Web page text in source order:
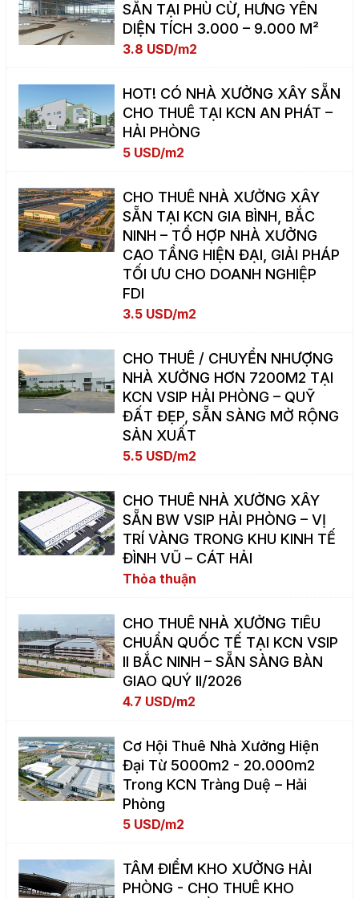
SẴN TẠI PHÙ CỪ, HƯNG YÊN
DIỆN TÍCH 3.000 – 9.000 M²
3.8 USD/m2
HOT! CÓ NHÀ XƯỞNG XÂY SẴN
CHO THUÊ TẠI KCN AN PHÁT –
HẢI PHÒNG
5 USD/m2
CHO THUÊ NHÀ XƯỞNG XÂY
SẴN TẠI KCN GIA BÌNH, BẮC
NINH – TỔ HỢP NHÀ XƯỞNG
CAO TẦNG HIỆN ĐẠI, GIẢI PHÁP
TỐI ƯU CHO DOANH NGHIỆP
FDI
3.5 USD/m2
CHO THUÊ / CHUYỂN NHƯỢNG
NHÀ XƯỞNG HƠN 7200M2 TẠI
KCN VSIP HẢI PHÒNG – QUỸ
ĐẤT ĐẸP, SẴN SÀNG MỞ RỘNG
SẢN XUẤT
5.5 USD/m2
CHO THUÊ NHÀ XƯỞNG XÂY
SẴN BW VSIP HẢI PHÒNG – VỊ
TRÍ VÀNG TRONG KHU KINH TẾ
ĐÌNH VŨ – CÁT HẢI
Thỏa thuận
CHO THUÊ NHÀ XƯỞNG TIÊU
CHUẨN QUỐC TẾ TẠI KCN VSIP
II BẮC NINH – SẴN SÀNG BÀN
GIAO QUÝ II/2026
4.7 USD/m2
Cơ Hội Thuê Nhà Xưởng Hiện
Đại Từ 5000m2 - 20.000m2
Trong KCN Tràng Duệ – Hải
Phòng
5 USD/m2
TÂM ĐIỂM KHO XƯỞNG HẢI
PHÒNG - CHO THUÊ KHO